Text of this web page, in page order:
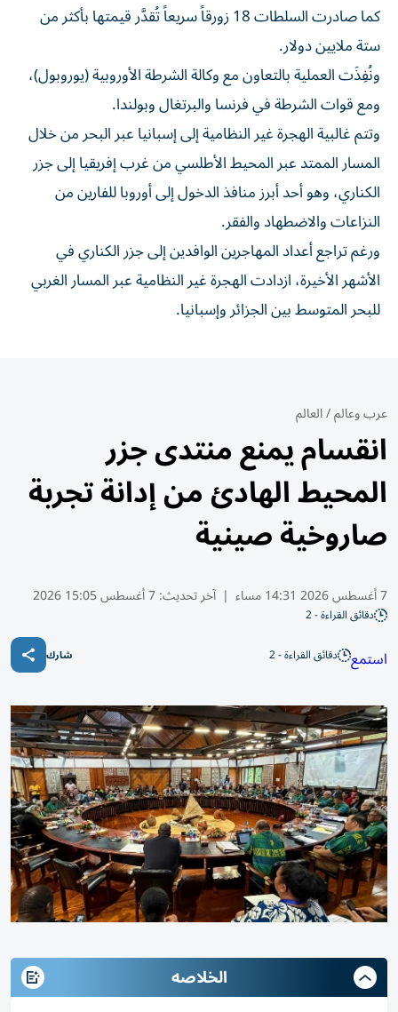
كما صادرت السلطات 18 زورقاً سريعاً تُقدَّر قيمتها بأكثر من
ستة ملايين دولار.
ونُفِذَت العملية بالتعاون مع وكالة الشرطة الأوروبية (يوروبول)،
ومع قوات الشرطة في فرنسا والبرتغال وبولندا.
وتتم غالبية الهجرة غير النظامية إلى إسبانيا عبر البحر من خلال
المسار الممتد عبر المحيط الأطلسي من غرب إفريقيا إلى جزر
الكناري، وهو أحد أبرز منافذ الدخول إلى أوروبا للفارين من
النزاعات والاضطهاد والفقر.
ورغم تراجع أعداد المهاجرين الوافدين إلى جزر الكناري في
الأشهر الأخيرة، ازدادت الهجرة غير النظامية عبر المسار الغربي
للبحر المتوسط بين الجزائر وإسبانيا.
عرب وعالم/العالم
انقسام يمنع منتدى جزر
المحيط الهادئ من إدانة تجربة
صاروخية صينية
7 أغسطس 2026 14:31 مساء | آخر تحديث:7 أغسطس 15:05 2026
دقائق القراءة - 2
استمع دقائق القراءة - 2 شارك
الخلاصه